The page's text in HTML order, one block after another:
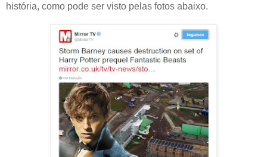
história, como pode ser visto pelas fotos abaixo.